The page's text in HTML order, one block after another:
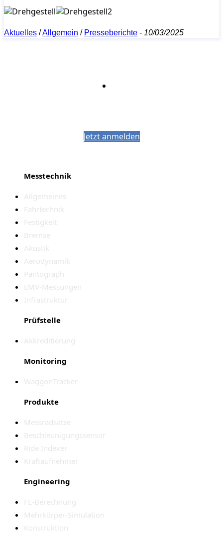
Aktuelles /Allgemein / Presseberichte - 10/03/2025
Jetzt anmelden
Messtechnik
Allgemeines
Fahrtechnik
Festigkeit
Bremse
Akustik
Aerodynamik
Pantograph
EMV-Messungen
Infrastruktur
Prüfstelle
Akkreditierung
Monitoring
WaggonTracker
Produkte
Messradsätze
Beschleunigungssensor
Ride Indexer
Kraftaufnehmer
Engineering
FE-Berechnung
Mehrkörper-Simulation
Konstruktion